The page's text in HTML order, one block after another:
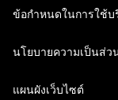
ข้อกำหนดในการใช้บ
นโยบายความเป็นส่ว
แผนผังเว็บไซต์